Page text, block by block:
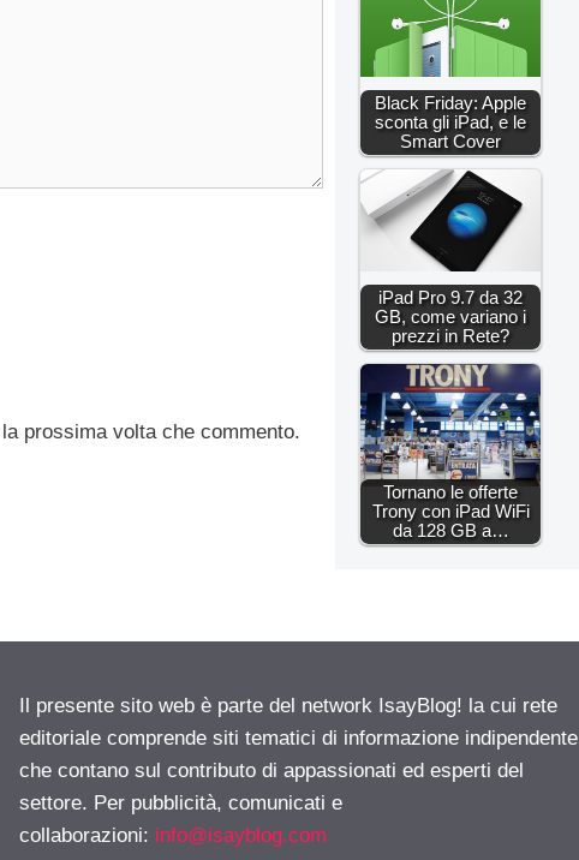
prossima volta che commento.
Black Friday: Apple
sconta gli iPad, e le
Smart Cover
iPad Pro 9.7 da 32
GB, come variano i
prezzi in Rete?
Tornano le offerte
Trony con iPad WiFi
da 128 GB a…
Il presente sito web è parte del network IsayBlog! la cui rete
editoriale comprende siti tematici di informazione indipendente
che contano sul contributo di appassionati ed esperti del
settore. Per pubblicità, comunicati e
collaborazioni: info@isayblog.com